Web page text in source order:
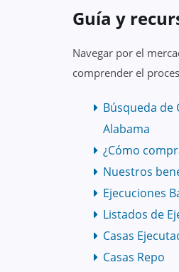
Guía y
Navegar por el
comprender el
Búsqueda de
Alabama
¿Cómo
Nuestros
Ejecuciones
Listados de
Casas
Casas Repo